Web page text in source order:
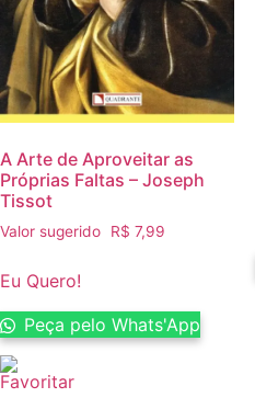
A Arte de Aproveitar as
Próprias Faltas – Joseph
Tissot
Valor sugerido R$ 7,99
Eu Quero!
Peça pelo Whats'App